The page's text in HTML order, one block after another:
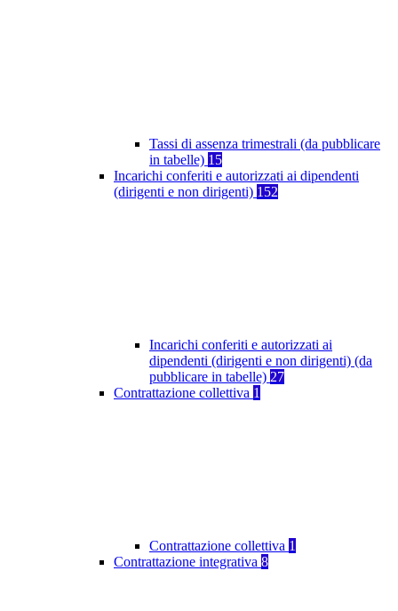
Tassi di assenza trimestrali (da pubblicare
in tabelle) 15
Incarichi conferiti e autorizzati ai dipendenti
(dirigenti e non dirigenti) 152
Incarichi conferiti e autorizzati ai
dipendenti (dirigenti e non dirigenti) (da
pubblicare in tabelle) 27
Contrattazione collettiva 1
Contrattazione collettiva 1
Contrattazione integrativa 8